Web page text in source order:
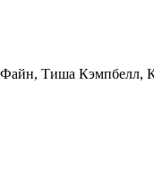
Тиша Кэмпбелл,